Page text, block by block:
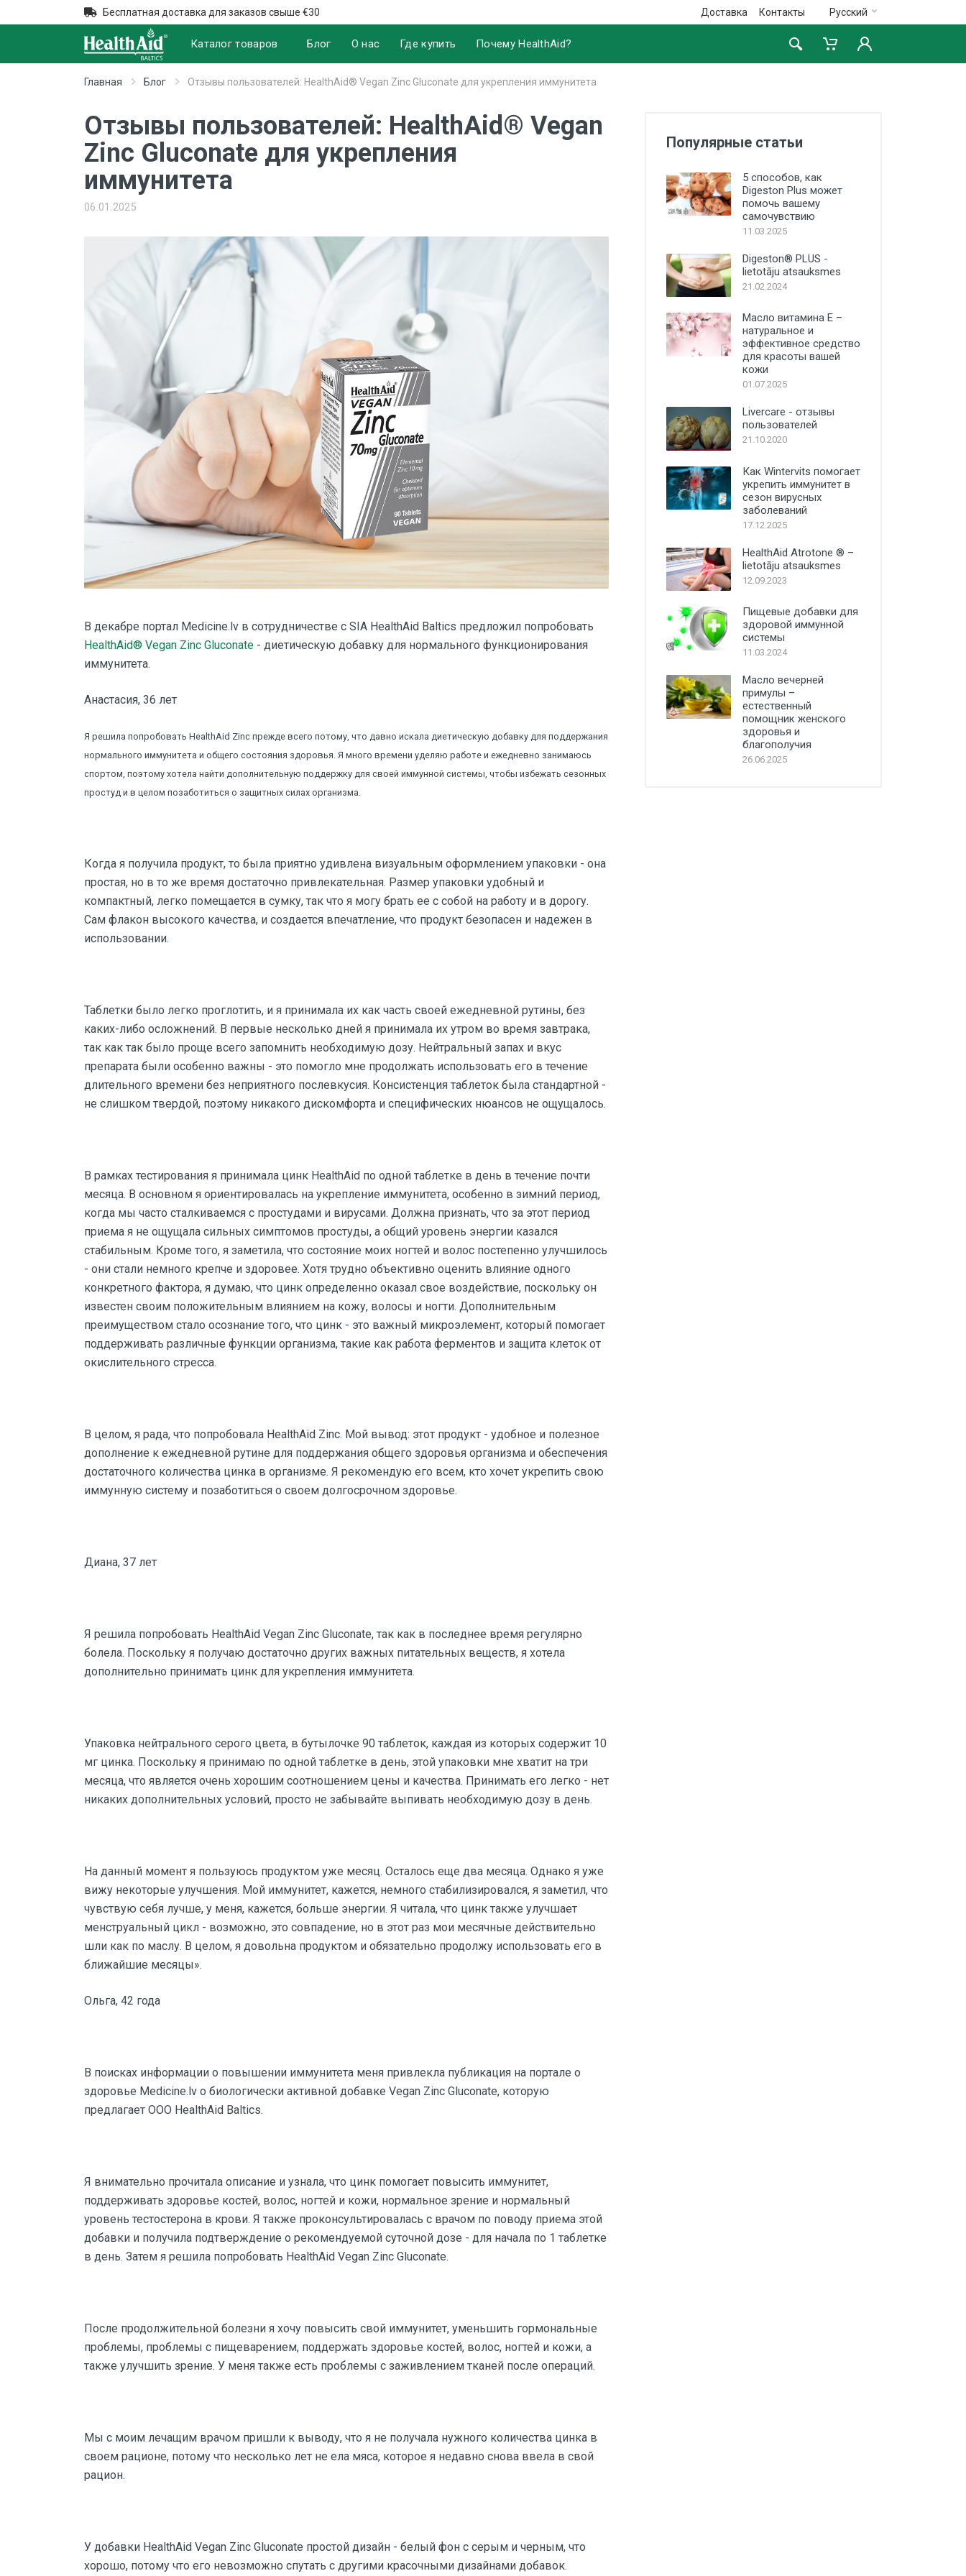
Бесплатная доставка для заказов свыше €30 Доставка Контакты Русский
Каталог товаров Блог О нас Где купить Почему HealthAid?
Главная Блог Отзывы пользователей: HealthAid® Vegan Zinc Gluconate для укрепления иммунитета
Отзывы пользователей: HealthAid® Vegan
Zinc Gluconate для укрепления
иммунитета
06.01.2025
В декабре портал Medicine.lv в сотрудничестве с SIA HealthAid Baltics предложил попробовать
HealthAid® Vegan Zinc Gluconate - диетическую добавку для нормального функционирования
иммунитета.
Анастасия, 36 лет
Я решила попробовать HealthAid Zinc прежде всего потому, что давно искала диетическую добавку для поддержания
нормального иммунитета и общего состояния здоровья. Я много времени уделяю работе и ежедневно занимаюсь
спортом, поэтому хотела найти дополнительную поддержку для своей иммунной системы, чтобы избежать сезонных
простуд и в целом позаботиться о защитных силах организма.
Когда я получила продукт, то была приятно удивлена визуальным оформлением упаковки - она
простая, но в то же время достаточно привлекательная. Размер упаковки удобный и
компактный, легко помещается в сумку, так что я могу брать ее с собой на работу и в дорогу.
Сам флакон высокого качества, и создается впечатление, что продукт безопасен и надежен в
использовании.
Таблетки было легко проглотить, и я принимала их как часть своей ежедневной рутины, без
каких-либо осложнений. В первые несколько дней я принимала их утром во время завтрака,
так как так было проще всего запомнить необходимую дозу. Нейтральный запах и вкус
препарата были особенно важны - это помогло мне продолжать использовать его в течение
длительного времени без неприятного послевкусия. Консистенция таблеток была стандартной -
не слишком твердой, поэтому никакого дискомфорта и специфических нюансов не ощущалось.
В рамках тестирования я принимала цинк HealthAid по одной таблетке в день в течение почти
месяца. В основном я ориентировалась на укрепление иммунитета, особенно в зимний период,
когда мы часто сталкиваемся с простудами и вирусами. Должна признать, что за этот период
приема я не ощущала сильных симптомов простуды, а общий уровень энергии казался
стабильным. Кроме того, я заметила, что состояние моих ногтей и волос постепенно улучшилось
- они стали немного крепче и здоровее. Хотя трудно объективно оценить влияние одного
конкретного фактора, я думаю, что цинк определенно оказал свое воздействие, поскольку он
известен своим положительным влиянием на кожу, волосы и ногти. Дополнительным
преимуществом стало осознание того, что цинк - это важный микроэлемент, который помогает
поддерживать различные функции организма, такие как работа ферментов и защита клеток от
окислительного стресса.
В целом, я рада, что попробовала HealthAid Zinc. Мой вывод: этот продукт - удобное и полезное
дополнение к ежедневной рутине для поддержания общего здоровья организма и обеспечения
достаточного количества цинка в организме. Я рекомендую его всем, кто хочет укрепить свою
иммунную систему и позаботиться о своем долгосрочном здоровье.
Диана, 37 лет
Я решила попробовать HealthAid Vegan Zinc Gluconate, так как в последнее время регулярно
болела. Поскольку я получаю достаточно других важных питательных веществ, я хотела
дополнительно принимать цинк для укрепления иммунитета.
Упаковка нейтрального серого цвета, в бутылочке 90 таблеток, каждая из которых содержит 10
мг цинка. Поскольку я принимаю по одной таблетке в день, этой упаковки мне хватит на три
месяца, что является очень хорошим соотношением цены и качества. Принимать его легко - нет
никаких дополнительных условий, просто не забывайте выпивать необходимую дозу в день.
На данный момент я пользуюсь продуктом уже месяц. Осталось еще два месяца. Однако я уже
вижу некоторые улучшения. Мой иммунитет, кажется, немного стабилизировался, я заметил, что
чувствую себя лучше, у меня, кажется, больше энергии. Я читала, что цинк также улучшает
менструальный цикл - возможно, это совпадение, но в этот раз мои месячные действительно
шли как по маслу. В целом, я довольна продуктом и обязательно продолжу использовать его в
ближайшие месяцы».
Ольга, 42 года
В поисках информации о повышении иммунитета меня привлекла публикация на портале о
здоровье Medicine.lv о биологически активной добавке Vegan Zinc Gluconate, которую
предлагает ООО HealthAid Baltics.
Я внимательно прочитала описание и узнала, что цинк помогает повысить иммунитет,
поддерживать здоровье костей, волос, ногтей и кожи, нормальное зрение и нормальный
уровень тестостерона в крови. Я также проконсультировалась с врачом по поводу приема этой
добавки и получила подтверждение о рекомендуемой суточной дозе - для начала по 1 таблетке
в день. Затем я решила попробовать HealthAid Vegan Zinc Gluconate.
После продолжительной болезни я хочу повысить свой иммунитет, уменьшить гормональные
проблемы, проблемы с пищеварением, поддержать здоровье костей, волос, ногтей и кожи, а
также улучшить зрение. У меня также есть проблемы с заживлением тканей после операций.
Мы с моим лечащим врачом пришли к выводу, что я не получала нужного количества цинка в
своем рационе, потому что несколько лет не ела мяса, которое я недавно снова ввела в свой
рацион.
У добавки HealthAid Vegan Zinc Gluconate простой дизайн - белый фон с серым и черным, что
хорошо, потому что его невозможно спутать с другими красочными дизайнами добавок.
Популярные статьи
5 способов, как
Digeston Plus может
помочь вашему
самочувствию
11.03.2025
Digeston® PLUS -
lietotāju atsauksmes
21.02.2024
Масло витамина E –
натуральное и
эффективное средство
для красоты вашей
кожи
01.07.2025
Livercare - отзывы
пользователей
21.10.2020
Как Wintervits помогает
укрепить иммунитет в
сезон вирусных
заболеваний
17.12.2025
HealthAid Atrotone ® –
lietotāju atsauksmes
12.09.2023
Пищевые добавки для
здоровой иммунной
системы
11.03.2024
Масло вечерней
примулы –
естественный
помощник женского
здоровья и
благополучия
26.06.2025